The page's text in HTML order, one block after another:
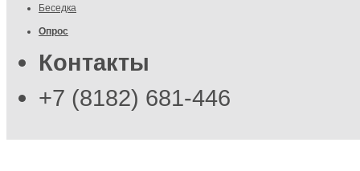
Беседка
Опрос
Контакты
+7 (8182) 681-446